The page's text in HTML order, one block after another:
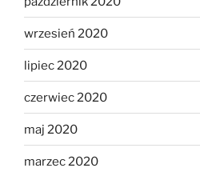
wrzesień 2020
lipiec 2020
czerwiec 2020
maj 2020
marzec 2020